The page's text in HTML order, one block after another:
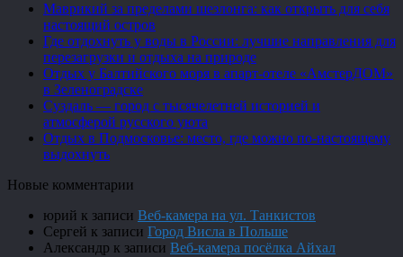
Маврикий за пределами шезлонга: как открыть для себя
настоящий остров
Где отдохнуть у воды в России: лучшие направления для
перезагрузки и отдыха на природе
Отдых у Балтийского моря в апарт-отеле «АмстерДОМ»
в Зеленоградске
Суздаль — город с тысячелетней историей и
атмосферой русского уюта
Отдых в Подмосковье: место, где можно по-настоящему
выдохнуть
Новые комментарии
юрий к записи Веб-камера на ул. Танкистов
Сергей к записи Город Висла в Польше
Александр к записи Веб-камера посёлка Айхал